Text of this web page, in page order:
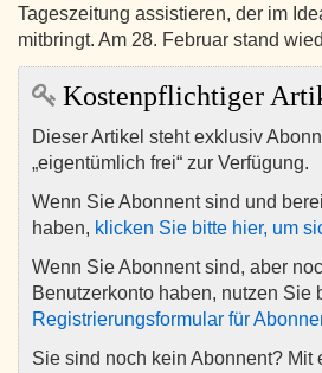
Tageszeitung assistieren, der im
mitbringt. Am 28. Februar stand
Kostenpflichtiger
Dieser Artikel steht exklusiv
„eigentümlich frei“ zur Verfügung.
Wenn Sie Abonnent sind und
haben, klicken Sie bitte hier, um
Wenn Sie Abonnent sind, aber
Benutzerkonto haben, nutzen Sie
Registrierungsformular für
Sie sind noch kein Abonnent? Mit